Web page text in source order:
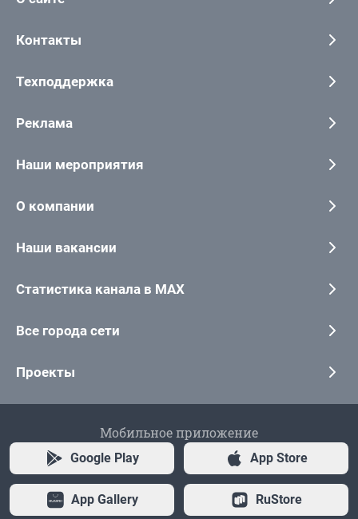
Контакты
Техподдержка
Реклама
Наши мероприятия
О компании
Наши вакансии
Статистика канала в MAX
Все города сети
Проекты
Мобильное приложение
Google Play App Store
App Gallery RuStore